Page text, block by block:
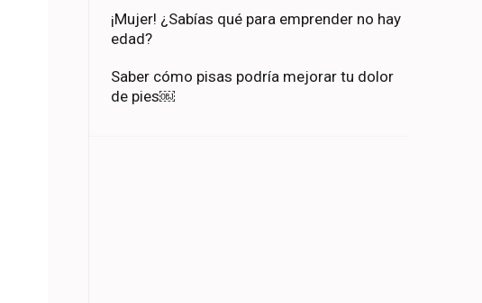
¡Mujer! ¿Sabías qué para emprender no hay
edad?
Saber cómo pisas podría mejorar tu dolor
de pies￼